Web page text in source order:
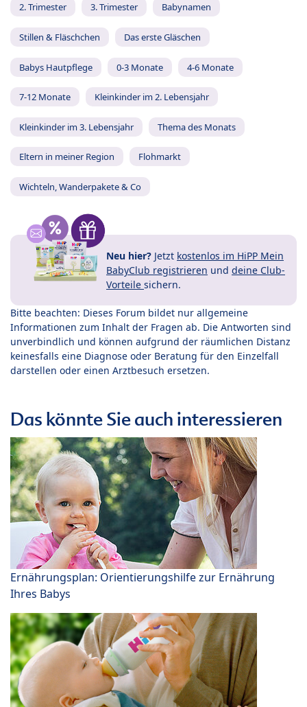
2. Trimester 3. Trimester Babynamen
Stillen & Fläschchen Das erste Gläschen
Babys Hautpflege 0-3 Monate 4-6 Monate
7-12 Monate Kleinkinder im 2. Lebensjahr
Kleinkinder im 3. Lebensjahr Thema des Monats
Eltern in meiner Region Flohmarkt
Wichteln, Wanderpakete & Co
Neu hier? Jetzt kostenlos im HiPP Mein
BabyClub registrieren und deine Club-
Vorteile sichern.
Bitte beachten: Dieses Forum bildet nur allgemeine
Informationen zum Inhalt der Fragen ab. Die Antworten sind
unverbindlich und können aufgrund der räumlichen Distanz
keinesfalls eine Diagnose oder Beratung für den Einzelfall
darstellen oder einen Arztbesuch ersetzen.
Das könnte Sie auch interessieren
Ernährungsplan: Orientierungshilfe zur Ernährung
Ihres Babys